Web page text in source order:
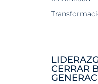
CERRAR